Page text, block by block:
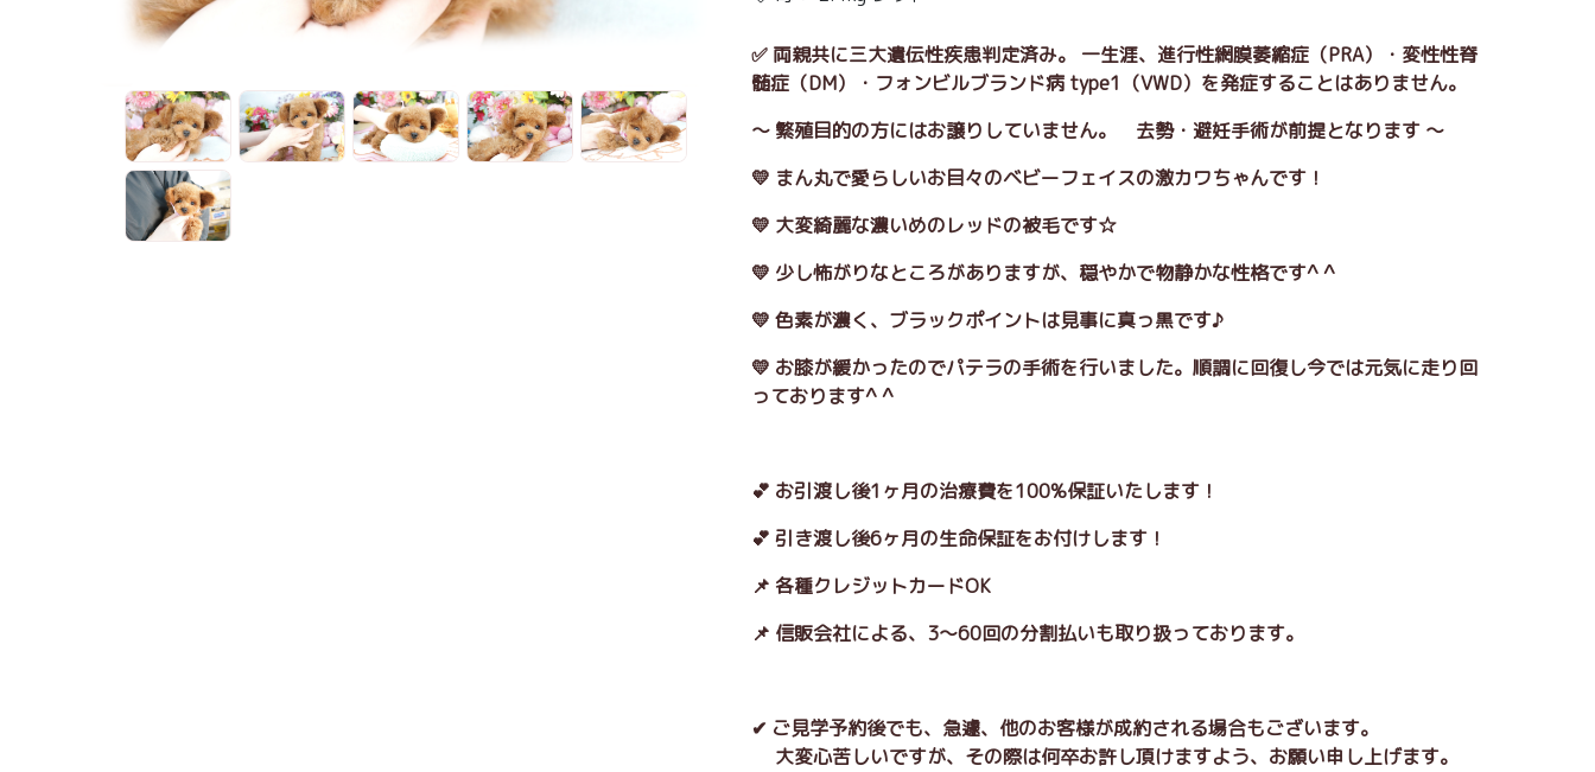
✅ 両親共に三大遺伝性疾患判定済み。 一生涯、進行性網膜萎縮症（PRA）・変性性脊
髄症（DM）・フォンビルブランド病 type1（VWD）を発症することはありません。
～ 繁殖目的の方にはお譲りしていません。 去勢・避妊手術が前提となります ～
💛 まん丸で愛らしいお目々のベビーフェイスの激カワちゃんです！
💛 大変綺麗な濃いめのレッドの被毛です☆
💛 少し怖がりなところがありますが、穏やかで物静かな性格です^ ^
💛 色素が濃く、ブラックポイントは見事に真っ黒です♪
💛 お膝が緩かったのでパテラの手術を行いました。順調に回復し今では元気に走り回
っております^ ^
💕 お引渡し後1ヶ月の治療費を100%保証いたします！
💕 引き渡し後6ヶ月の生命保証をお付けします！
📌 各種クレジットカードOK
📌 信販会社による、3～60回の分割払いも取り扱っております。
✔ ご見学予約後でも、急遽、他のお客様が成約される場合もございます。
大変心苦しいですが、その際は何卒お許し頂けますよう、お願い申し上げます。